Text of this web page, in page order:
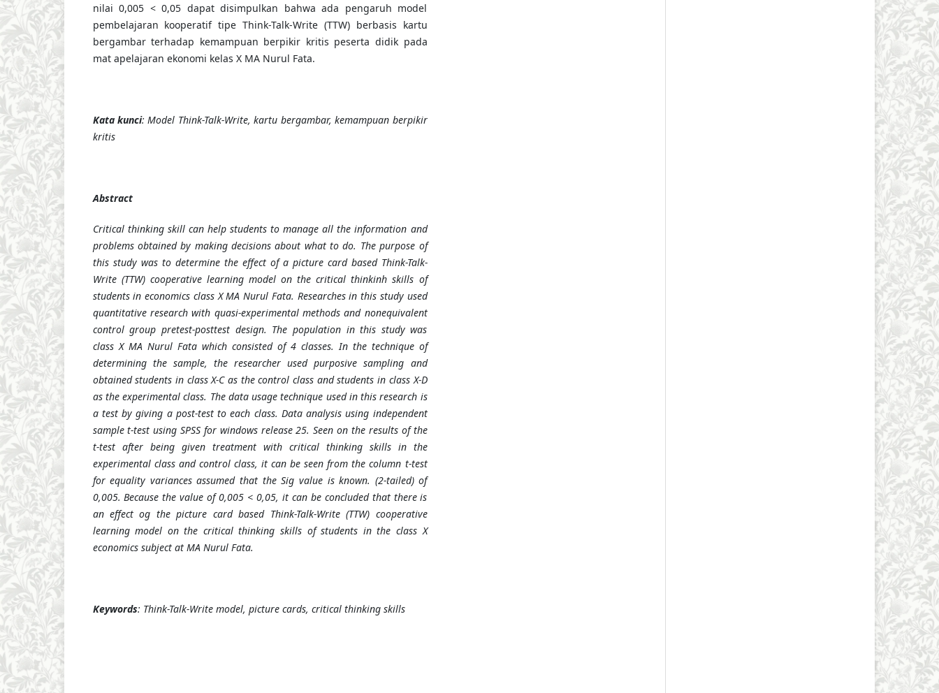
nilai 0,005 < 0,05 dapat disimpulkan bahwa ada pengaruh model
pembelajaran kooperatif tipe Think-Talk-Write (TTW) berbasis kartu
bergambar terhadap kemampuan berpikir kritis peserta didik pada
mat apelajaran ekonomi kelas X MA Nurul Fata.
Kata kunci: Model Think-Talk-Write, kartu bergambar, kemampuan berpikir
kritis
Abstract
Critical thinking skill can help students to manage all the information and
problems obtained by making decisions about what to do. The purpose of
this study was to determine the effect of a picture card based Think-Talk-
Write (TTW) cooperative learning model on the critical thinkinh skills of
students in economics class X MA Nurul Fata. Researches in this study used
quantitative research with quasi-experimental methods and nonequivalent
control group pretest-posttest design. The population in this study was
class X MA Nurul Fata which consisted of 4 classes. In the technique of
determining the sample, the researcher used purposive sampling and
obtained students in class X-C as the control class and students in class X-D
as the experimental class. The data usage technique used in this research is
a test by giving a post-test to each class. Data analysis using independent
sample t-test using SPSS for windows release 25. Seen on the results of the
t-test after being given treatment with critical thinking skills in the
experimental class and control class, it can be seen from the column t-test
for equality variances assumed that the Sig value is known. (2-tailed) of
0,005. Because the value of 0,005 < 0,05, it can be concluded that there is
an effect og the picture card based Think-Talk-Write (TTW) cooperative
learning model on the critical thinking skills of students in the class X
economics subject at MA Nurul Fata.
Keywords: Think-Talk-Write model, picture cards, critical thinking skills